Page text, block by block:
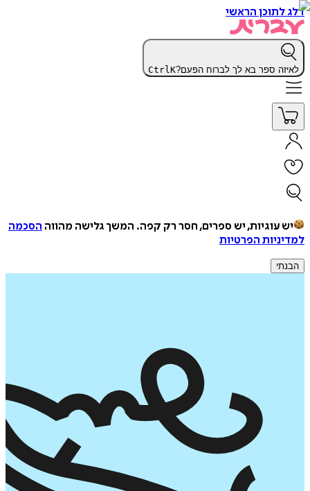
דלג לתוכן הראשי
לאיזה ספר בא לך לברוח הפעם? CtrlK
יש עוגיות, יש ספרים, חסר רק קפה. המשך גלישה מהווה הסכמה
למדיניות הפרטיות
הבנתי